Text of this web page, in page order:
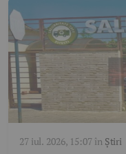
27 iul. 2026, 15:07în Știri